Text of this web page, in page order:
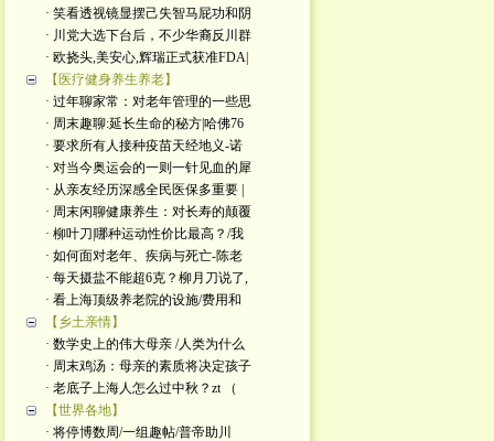
· 笑看透视镜显摆己失智马屁功和阴
· 川党大选下台后，不少华裔反川群
· 欧挠头,美安心,辉瑞正式获准FDA|
【医疗健身养生养老】
· 过年聊家常：对老年管理的一些思
· 周末趣聊:延长生命的秘方|哈佛76
· 要求所有人接种疫苗天经地义-诺
· 对当今奥运会的一则一针见血的犀
· 从亲友经历深感全民医保多重要 |
· 周末闲聊健康养生：对长寿的颠覆
· 柳叶刀|哪种运动性价比最高？/我
· 如何面对老年、疾病与死亡-陈老
· 每天摄盐不能超6克？柳月刀说了,
· 看上海顶级养老院的设施/费用和
【乡土亲情】
· 数学史上的伟大母亲 /人类为什么
· 周末鸡汤：母亲的素质将决定孩子
· 老底子上海人怎么过中秋？zt （
【世界各地】
· 将停博数周/一组趣帖/普帝助川